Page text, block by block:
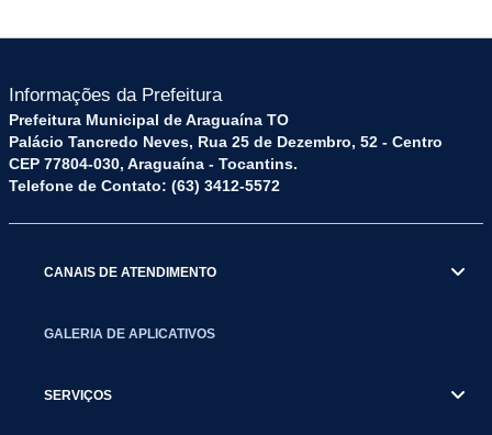
Informações da Prefeitura
Prefeitura Municipal de Araguaína TO
Palácio Tancredo Neves, Rua 25 de Dezembro, 52 - Centro
CEP 77804-030, Araguaína - Tocantins.
Telefone de Contato: (63) 3412-5572
CANAIS DE ATENDIMENTO
GALERIA DE APLICATIVOS
SERVIÇOS